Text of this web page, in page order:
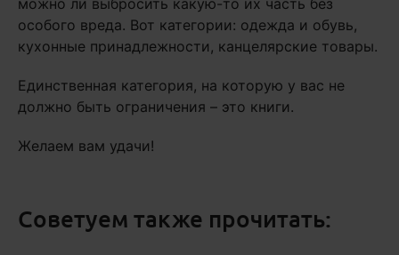
можно ли выбросить какую-то их часть без
особого вреда. Вот категории: одежда и обувь,
кухонные принадлежности, канцелярские товары.
Единственная категория, на которую у вас не
должно быть ограничения – это книги.
Желаем вам удачи!
Советуем также прочитать: